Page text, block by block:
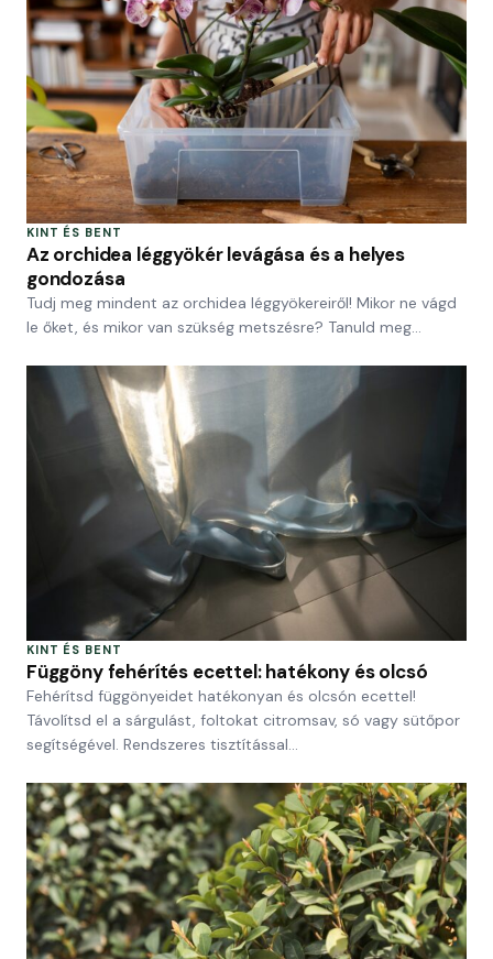
KINT ÉS BENT
Az orchidea léggyökér levágása és a helyes
gondozása
Tudj meg mindent az orchidea léggyökereiről! Mikor ne vágd
le őket, és mikor van szükség metszésre? Tanuld meg…
KINT ÉS BENT
Függöny fehérítés ecettel: hatékony és olcsó
Fehérítsd függönyeidet hatékonyan és olcsón ecettel!
Távolítsd el a sárgulást, foltokat citromsav, só vagy sütőpor
segítségével. Rendszeres tisztítással…